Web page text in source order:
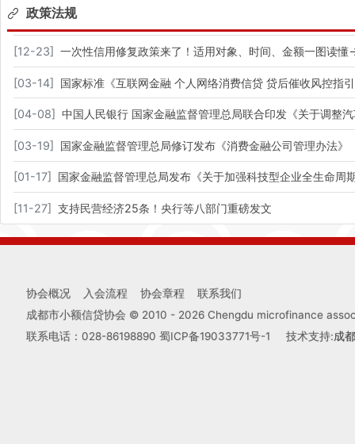
政策法规
[12-23] 一次性信用修复政策来了！适用对象、时间、金额一图读
[03-14] 国家标准《互联网金融 个人网络消费信贷 贷后催收风控指
[04-08] 中国人民银行 国家金融监督管理总局联合印发《关于调整
[03-19] 国家金融监督管理总局修订发布《消费金融公司管理办法》
[01-17] 国家金融监督管理总局发布《关于加强科技型企业全生命周
[11-27] 支持民营经济25条！央行等八部门重磅发文
协会概况 入会流程 协会章程
联系我们
成都市小额信贷协会 © 2010 - 2026 Chengdu microfinance
联系电话：028-86198890 蜀ICP备19033771号-1 技术支持:成